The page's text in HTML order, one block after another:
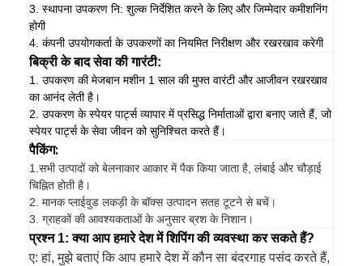
3. स्थापना उपकरण नि: शुल्क निर्देशित करने के लिए और जिम्मेदार कमीशनिंग
होगी
4. कंपनी उपयोगकर्ता के उपकरणों का नियमित निरीक्षण और रखरखाव करेगी
बिक्री के बाद सेवा की गारंटी:
1. उपकरण की मेजबान मशीन 1 साल की मुफ्त वारंटी और आजीवन रखरखाव
का आनंद लेती है।
2. उपकरण के स्पेयर पार्ट्स व्यापार में प्रसिद्ध निर्माताओं द्वारा बनाए जाते हैं, जो
स्पेयर पार्ट्स के सेवा जीवन को सुनिश्चित करते हैं।
पैकिंग:
1.सभी उत्पादों को बेलनाकार आकार में पैक किया जाता है, लंबाई और चौड़ाई
चिह्नित होती है।
2. मानक प्लाईवुड लकड़ी के बॉक्स उत्पादन सतह टूटने से बचें।
3. ग्राहकों की आवश्यकताओं के अनुसार ब्रश के निशान।
प्रश्न 1: क्या आप हमारे देश में शिपिंग की व्यवस्था कर सकते हैं?
ए: हां, मुझे बताएं कि आप हमारे देश में कौन सा बंदरगाह पसंद करते हैं,